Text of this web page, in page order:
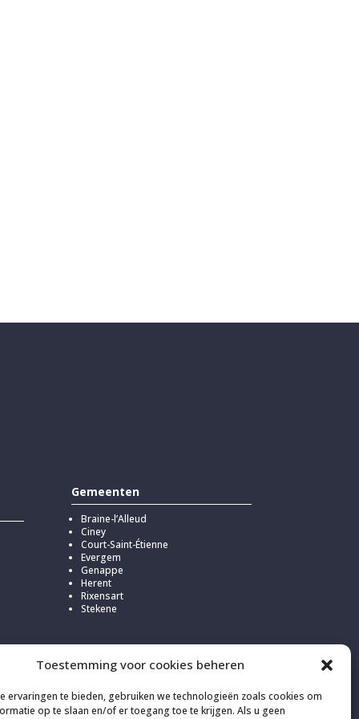
Toestemming voor cookies beheren
ervaringen te bieden, gebruiken we technologieën zoals cookies om
op te slaan en/of er toegang toe te krijgen. Als u geen
Gemeenten
Braine-l’Alleud
Ciney
Court-Saint-Étienne
Evergem
Genappe
Herent
Rixensart
Stekene
van